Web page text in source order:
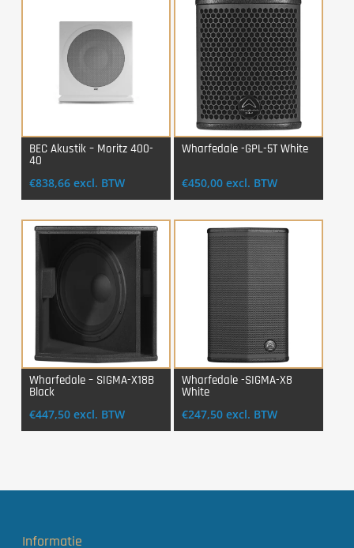
BEC Akustik – Moritz 400-
40
€838,66 excl. BTW
Wharfedale -GPL-5T White
€450,00 excl. BTW
Login Voor Aankoop
Wharfedale – SIGMA-X18B
Black
€447,50 excl. BTW
Login Voor Aankoop
Wharfedale -SIGMA-X8
White
€247,50 excl. BTW
Informatie